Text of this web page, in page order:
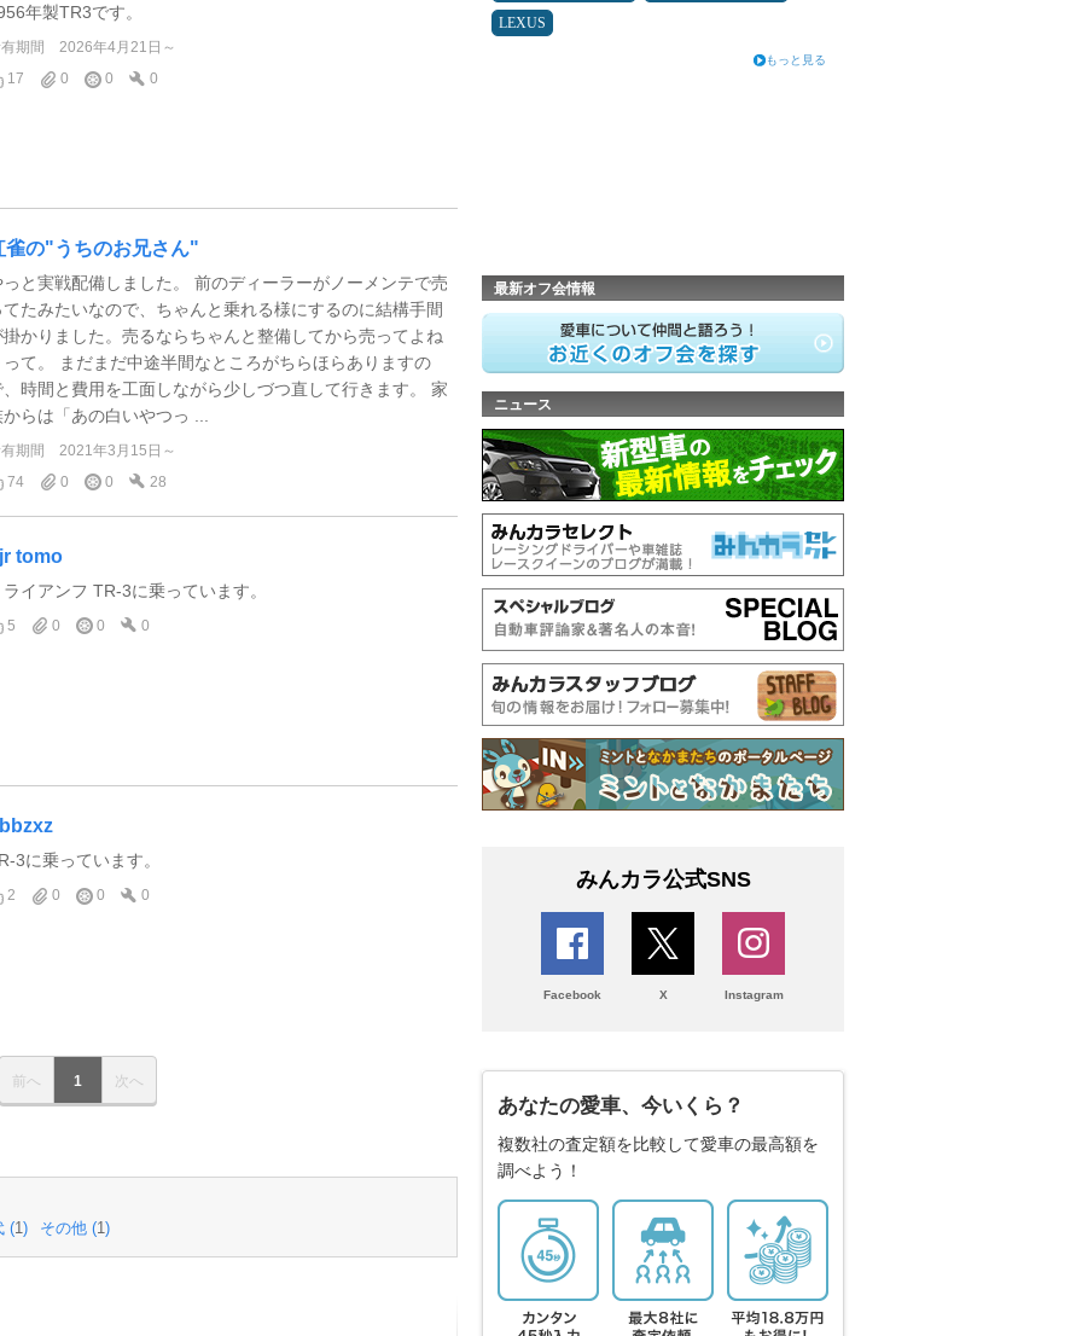
年製TR3です。
期間
2026年4月21日～
17
0 0 0
雀の"うちのお兄さん"
っと実戦配備しました。 前のディーラーがノーメンテで売
てたみたいなので、ちゃんと乗れる様にするのに結構手間
掛かりました。売るならちゃんと整備してから売ってよね
って。 まだまだ中途半間なところがちらほらありますの
、時間と費用を工面しながら少しづつ直して行きます。 家
らは「あの白いやつっ ...
期間
2021年3月15日～
74
0 0 28
tomo
ライアンフ TR-3に乗っています。
5 0 0 0
3に乗っています。
2 0 0 0
前へ 1 次へ
(1 ) その他 (1 )
LEXUS
もっと見る
最新オフ会情報
ニュース
みんカラ公式SNS
Facebook X Instagram
あなたの愛車、今いくら？
複数社の査定額を比較して愛車の最高額を
調べよう！